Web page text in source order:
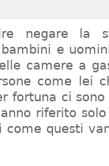
negare la
e
camere a
come lei
fortuna ci
riferito
questi